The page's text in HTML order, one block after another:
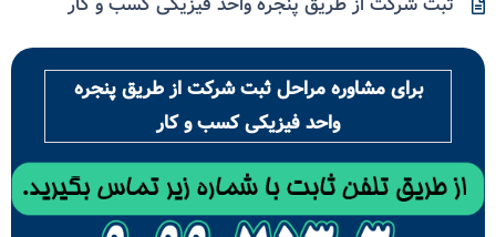
برای مشاوره مراحل ثبت شرکت از طریق پنجره
واحد فیزیکی کسب و کار